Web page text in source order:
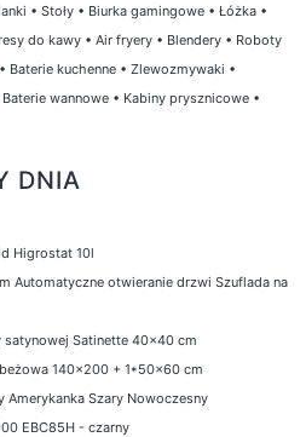
• Stoły • Biurka gamingowe • Łóżka •
do kawy • Air fryery • Blendery • Roboty
• Baterie kuchenne • Zlewozmywaki •
Baterie wannowe • Kabiny prysznicowe •
DNIA
Higrostat 10l
Automatyczne otwieranie drzwi Szuflada na
satynowej Satinette 40x40 cm
140x200 + 1*50x60 cm
Amerykanka Szary Nowoczesny
EBC85H - czarny